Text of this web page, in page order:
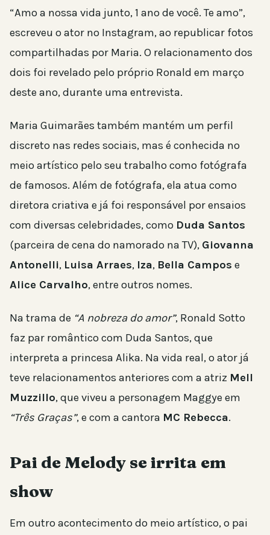
“Amo a nossa vida junto, 1 ano de você. Te amo”,
escreveu o ator no Instagram, ao republicar fotos
compartilhadas por Maria. O relacionamento dos
dois foi revelado pelo próprio Ronald em março
deste ano, durante uma entrevista.
Maria Guimarães também mantém um perfil
discreto nas redes sociais, mas é conhecida no
meio artístico pelo seu trabalho como fotógrafa
de famosos. Além de fotógrafa, ela atua como
diretora criativa e já foi responsável por ensaios
com diversas celebridades, como Duda Santos
(parceira de cena do namorado na TV), Giovanna
Antonelli, Luisa Arraes, Iza, Bella Campos e
Alice Carvalho, entre outros nomes.
Na trama de “A nobreza do amor”, Ronald Sotto
faz par romântico com Duda Santos, que
interpreta a princesa Alika. Na vida real, o ator já
teve relacionamentos anteriores com a atriz Mell
Muzzillo, que viveu a personagem Maggye em
“Três Graças”, e com a cantora MC Rebecca.
Pai de Melody se irrita em
show
Em outro acontecimento do meio artístico, o pai